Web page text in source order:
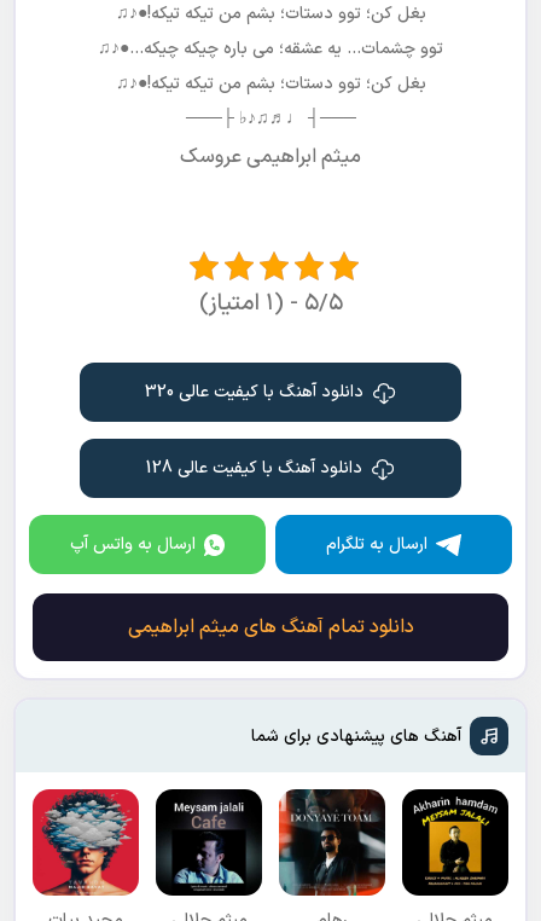
بغل کن؛ توو دستات؛ بشم من تیکه تیکه!●♪♫
توو چشمات… یه عشقه؛ می باره چیکه چیکه…●♪♫
بغل کن؛ توو دستات؛ بشم من تیکه تیکه!●♪♫
───┤ ♩♬♫♪♭ ├───
میثم ابراهیمی عروسک
۵/۵ - (۱ امتیاز)
دانلود آهنگ با کیفیت عالی 320
دانلود آهنگ با کیفیت عالی 128
ارسال به تلگرام ارسال به واتس آپ
دانلود تمام آهنگ های میثم ابراهیمی
آهنگ های پیشنهادی برای شما